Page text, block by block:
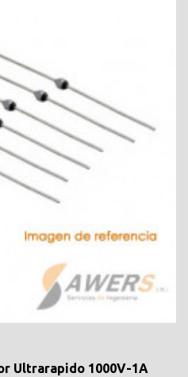
Ultrarapido 1000V-1A